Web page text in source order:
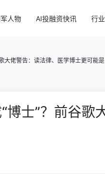
人物 AI投融资快讯 行
大佬警告：读法律、医学博士更可能是
博士”？前谷